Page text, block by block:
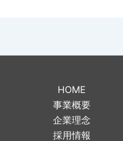
HOME
事業概要
企業理念
採用情報